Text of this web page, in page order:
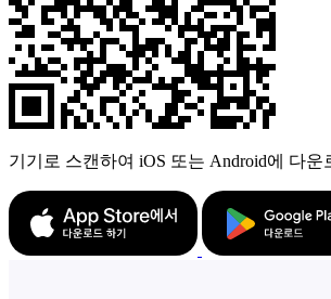
기기로 스캔하여 iOS 또는 Android에 다운